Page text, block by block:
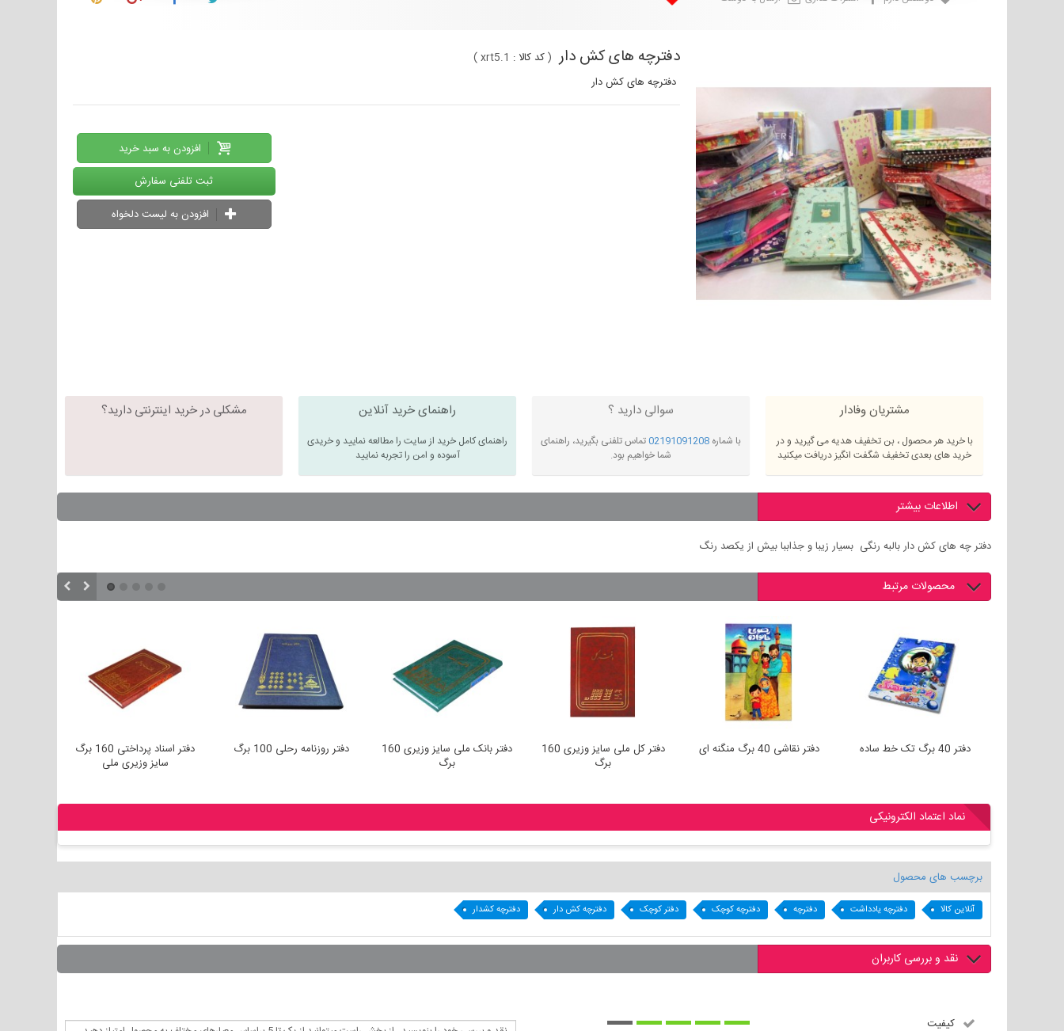
دفترچه های کش دار (کد کالا : xrt5.1
)
دفترچه های کش دار
افزودن به سبد خرید
ثبت تلفنی سفارش
افزودن به لیست دلخواه
مشتریان وفادار
با خرید هر محصول ، بن تخفیف هدیه می گیرید و در
خرید های بعدی تخفیف شگفت انگیز دریافت میکنید
سوالی دارید ؟
با شماره 02191091208تماس تلفنی بگیرید، راهنمای
شما خواهیم بود.
راهنمای خرید آنلاین
راهنمای کامل خرید از سایت را مطالعه نمایید و خریدی
آسوده و امن را تجربه نمایید
مشکلی در خرید اینترنتی دارید؟
اطلاعات بیشتر
دفتر چه های کش دار بالبه رنگی بسیار زیبا و جذاب️با بیش از یکصد رنگ
محصولات مرتبط
دفتر اسناد پرداختی 160 برگ
سایز وزیری ملی
دفتر روزنامه رحلی 100 برگ
دفتر بانک ملی سایز وزیری 160
برگ
دفتر کل ملی سایز وزیری 160
برگ
دفتر نقاشی 40 برگ منگنه ای دفتر 40 برگ تک خط ساده
نماد اعتماد الکترونیکی
برچسب های محصول
آنلاین کالا دفترچه یادداشت دفترچه دفترچه کوچک دفتر کوچک دفترچه کش دار دفترچه کشدار
نقد و بررسی کاربران
کیفیت